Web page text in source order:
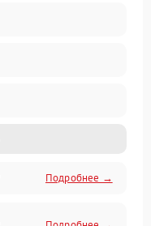
Подробнее →